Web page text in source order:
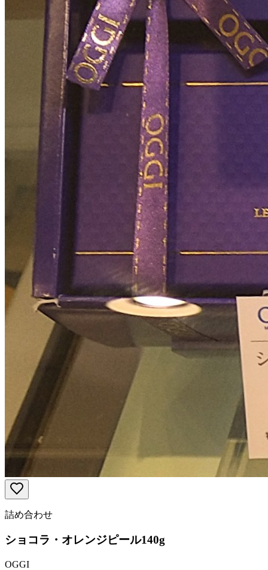
詰め合わせ
ショコラ・オレンジピール140g
OGGI